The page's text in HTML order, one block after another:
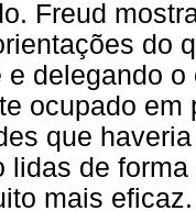
Freud
do
e delegando
ocupado
que
lidas de
mais eficaz.